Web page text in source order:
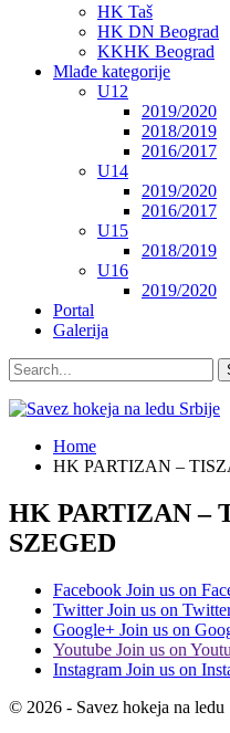
HK Taš
HK DN Beograd
KKHK Beograd
Mlađe kategorije
U12
2019/2020
2018/2019
2016/2017
U14
2019/2020
2016/2017
U15
2018/2019
U16
2019/2020
Portal
Galerija
Home
HK PARTIZAN –
HK PARTIZAN –
SZEGED
Facebook Join us on
Twitter Join us on
Google+ Join us on
Youtube Join us on
Instagram Join us on
© 2026 - Savez hokeja na